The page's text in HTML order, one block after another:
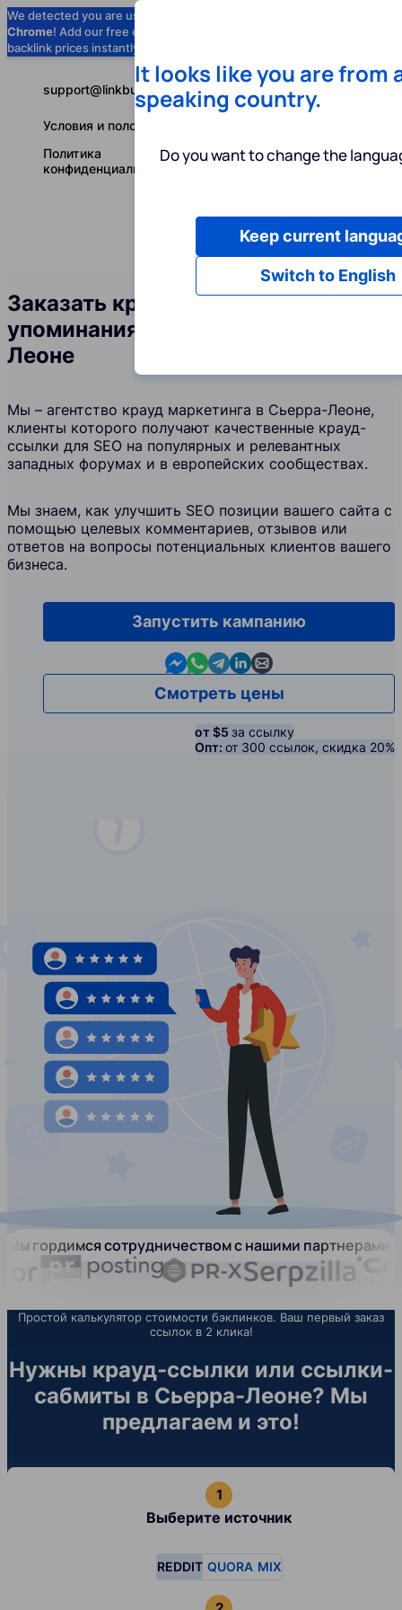
We detected you are using
Chrome! Add our free extension to check
backlink prices instantly as you browse.
Услуги
Русский
support@linkbuilder.com
Условия и положения
Политика
конфиденциальности
Заказать крауд-ссылки и
упоминания бренда в Сьерра-
Леоне
Мы – агентство крауд маркетинга в Сьерра-Леоне,
клиенты которого получают качественные крауд-
ссылки для SEO на популярных и релевантных
западных форумах и в европейских сообществах.
Мы знаем, как улучшить SEO позиции вашего сайта с
помощью целевых комментариев, отзывов или
ответов на вопросы потенциальных клиентов вашего
бизнеса.
Запустить кампанию
Contact us in Messenger
Contact us in WhatsApp
Contact us in Telegram
Contact us in Linkedin
Contact us by email
Смотреть цены
от $5 за ссылку
Опт: от 300 ссылок, скидка 20%
Мы гордимся сотрудничеством с нашими партнерами:
Простой калькулятор стоимости бэклинков. Ваш первый заказ
ссылок в 2 клика!
Нужны крауд-ссылки или ссылки-
сабмиты в Сьерра-Леоне? Мы
предлагаем и это!
Выберите источник
REDDIT QUORA MIX
It looks like you are from
speaking country.
Do you want to change the
Switch to English
Keep current